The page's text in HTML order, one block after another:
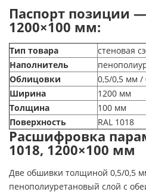
Паспорт позиции —
1200×100 мм:
Тип товара
стеновая
Наполнитель
Облицовки
0,5/0,5 мм /
Ширина
1200 мм
Толщина
100 мм
Поверхность
RAL 1018
Расшифровка
1018, 1200×100 мм
Две обшивки толщиной 0,5/0,5
пенополиуретановый слой с